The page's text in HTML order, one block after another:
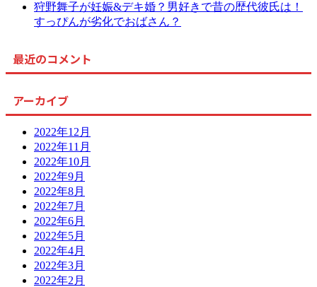
狩野舞子が妊娠&デキ婚？男好きで昔の歴代彼氏は！
すっぴんが劣化でおばさん？
最近のコメント
アーカイブ
2022年12月
2022年11月
2022年10月
2022年9月
2022年8月
2022年7月
2022年6月
2022年5月
2022年4月
2022年3月
2022年2月